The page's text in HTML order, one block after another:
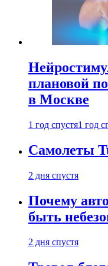
плановой
в Москве
1 год спустя1 год
Самолеты
2 дня спустя
Почему
быть
2 дня спустя